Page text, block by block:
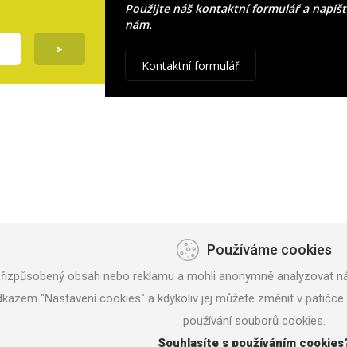
Použijte náš kontaktní formulář a
nám.
Kontaktní formulář
Používáme cookies
obsah nebo reklamu a mohli anonymně
"Nastavení cookies" a kdykoliv jej můžete změnit v
používání souborů cookies.
Souhlasíte s používáním